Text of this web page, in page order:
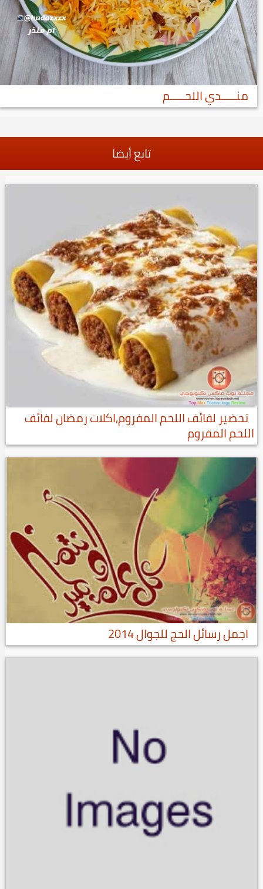
منـــــدي اللحـــــم
تابع أيضا
تحضير لفائف اللحم المفروم,اكلات رمضان لفائف
اللحم المفروم
اجمل رسائل الحج للجوال 2014